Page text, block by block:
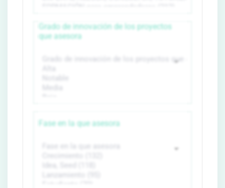
Grado de innovación de los proyectos
que asesora
Fase en la que asesora